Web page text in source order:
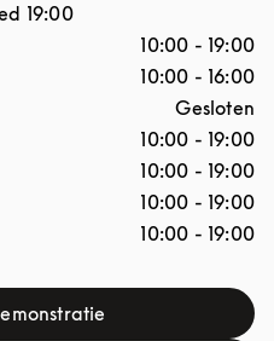
19:00
10:00 - 19:00
10:00 - 16:00
Gesloten
10:00 - 19:00
10:00 - 19:00
10:00 - 19:00
10:00 - 19:00
Link Opens in New Tab